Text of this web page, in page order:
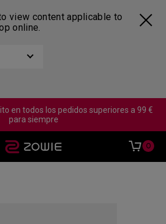
view content applicable to
online.
en todos los pedidos superiores a 99 €
para siempre
0